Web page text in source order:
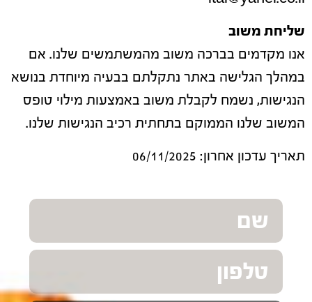
שליחת משוב
אנו מקדמים בברכה משוב מהמשתמשים שלנו. אם
במהלך הגלישה באתר נתקלתם בבעיה מיוחדת בנושא
הנגישות, נשמח לקבלת משוב באמצעות מילוי טופס
המשוב שלנו הממוקם בתחתית רכיב הנגישות שלנו.
תאריך עדכון אחרון: 06/11/2025